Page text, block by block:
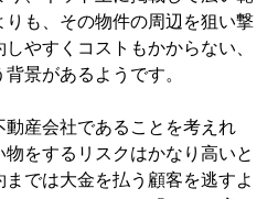
も、その物件の周辺を狙い撃
やすくコストもかからない、
景があるようです。
産会社であることを考えれ
をするリスクはかなり高いと
では大金を払う顧客を逃すよ